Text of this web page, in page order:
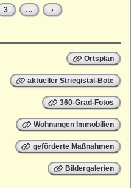
3 … ›
Ortsplan
aktueller Striegistal-Bote
360-Grad-Fotos
Wohnungen Immobilien
geförderte Maßnahmen
Bildergalerien